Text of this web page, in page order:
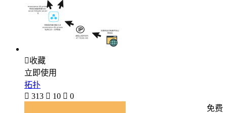
收藏
立即使用
拓扑
 313  10  0
免费